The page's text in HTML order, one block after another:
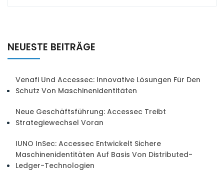
NEUESTE BEITRÄGE
Venafi Und Accessec: Innovative Lösungen Für Den
Schutz Von Maschinenidentitäten
Neue Geschäftsführung: Accessec Treibt
Strategiewechsel Voran
IUNO InSec: Accessec Entwickelt Sichere
Maschinenidentitäten Auf Basis Von Distributed-
Ledger-Technologien